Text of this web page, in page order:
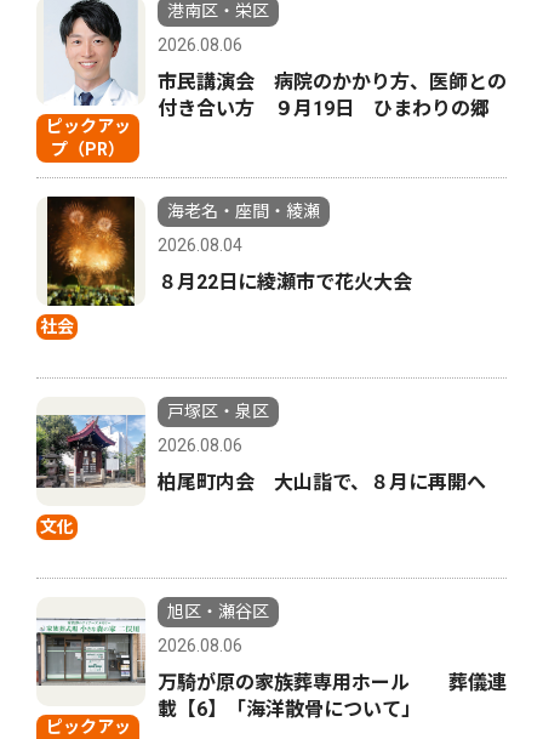
ピックアッ
プ（PR）
港南区・栄区
2026.08.06
市民講演会 病院のかかり方、医師との
付き合い方 ９月19日 ひまわりの郷
社会
海老名・座間・綾瀬
2026.08.04
８月22日に綾瀬市で花火大会
文化
戸塚区・泉区
2026.08.06
柏尾町内会 大山詣で、８月に再開へ
ピックアッ
旭区・瀬谷区
2026.08.06
万騎が原の家族葬専用ホール 葬儀連
載【6】「海洋散骨について」